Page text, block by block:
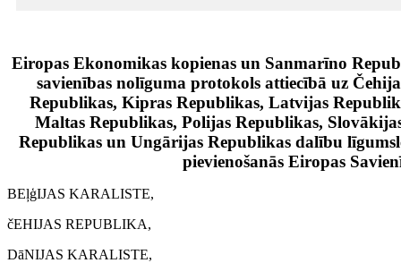
Eiropas Ekonomikas kopienas un Sanmarīno
savienības nolīguma protokols attiecībā uz
Republikas, Kipras Republikas, Latvijas
Maltas Republikas, Polijas Republikas,
Republikas un Ungārijas Republikas dalību
pievienošanās Eiropas
BEļģIJAS KARALISTE,
čEHIJAS REPUBLIKA,
DāNIJAS KARALISTE,